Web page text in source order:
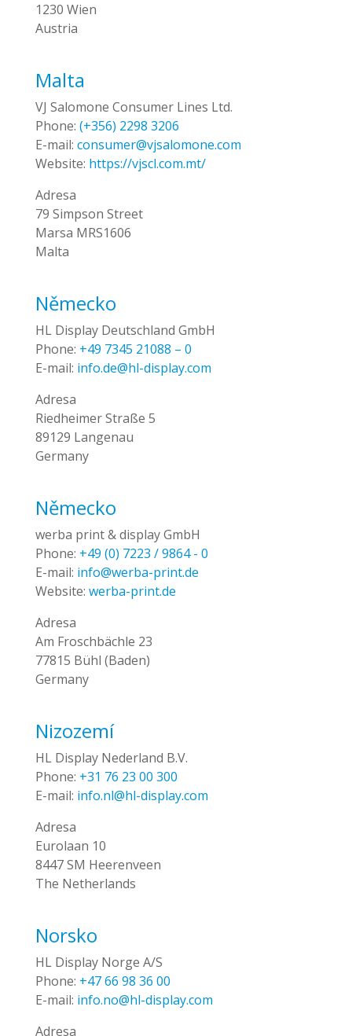
1230 Wien
Austria
Malta
VJ Salomone Consumer Lines Ltd.
Phone: (+356) 2298 3206
E-mail: consumer@vjsalomone.com
Website: https://vjscl.com.mt/
Adresa
79 Simpson Street
Marsa MRS1606
Malta
Německo
HL Display Deutschland GmbH
Phone: +49 7345 21088 – 0
E-mail: info.de@hl-display.com
Adresa
Riedheimer Straße 5
89129 Langenau
Germany
Německo
werba print & display GmbH
Phone: +49 (0) 7223 / 9864 - 0
E-mail: info@werba-print.de
Website: werba-print.de
Adresa
Am Froschbächle 23
77815 Bühl (Baden)
Germany
Nizozemí
HL Display Nederland B.V.
Phone: +31 76 23 00 300
E-mail: info.nl@hl-display.com
Adresa
Eurolaan 10
8447 SM Heerenveen
The Netherlands
Norsko
HL Display Norge A/S
Phone: +47 66 98 36 00
E-mail: info.no@hl-display.com
Adresa